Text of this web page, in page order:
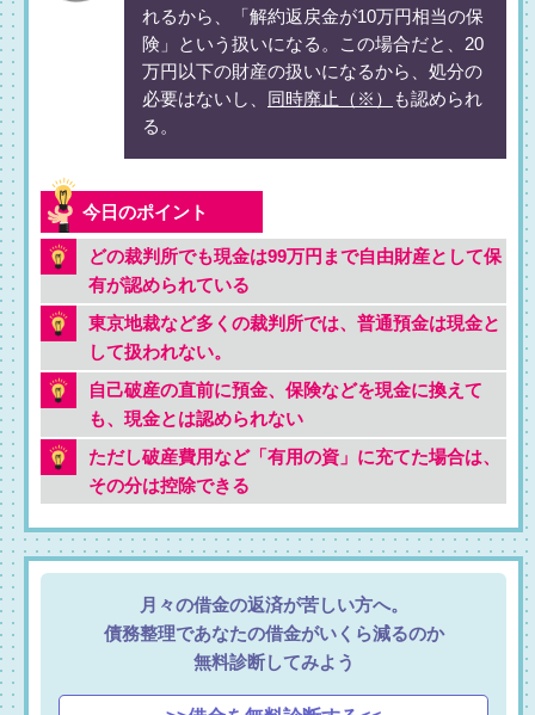
れるから、「解約返戻金が10万円相当の保
険」という扱いになる。この場合だと、20
万円以下の財産の扱いになるから、処分の
必要はないし、
同時廃止（※）
も認められ
る。
どの裁判所でも現金は99万円まで自由財産として保
有が認められている
東京地裁など多くの裁判所では、普通預金は現金と
して扱われない。
自己破産の直前に預金、保険などを現金に換えて
も、現金とは認められない
ただし破産費用など「有用の資」に充てた場合は、
その分は控除できる
月々の借金の返済が苦しい方へ。
債務整理であなたの借金がいくら減るのか
無料診断してみよう